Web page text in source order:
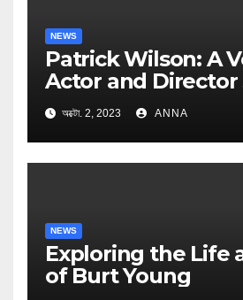
NEWS
Patrick Wilson: A
Actor and Director
Hollywood
অক্টো. 2, 2023 ANNA
NEWS
Exploring the Life
of Burt Young